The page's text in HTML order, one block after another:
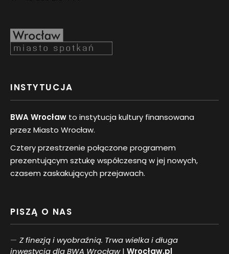
INSTYTUCJA
BWA Wrocław to instytucja kultury finansowana
przez Miasto Wrocław.
Cztery przestrzenie połączone programem
prezentującym sztukę współczesną w jej nowych,
czasem zaskakujących przejawach.
PISZĄ O NAS
Z finezją i wyobraźnią. Trwa wielka i długa
inwestycja dla BWA Wrocław| Wrocław.pl